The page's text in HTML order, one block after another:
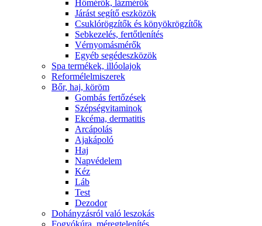
Hőmérők, lázmérők
Járást segítő eszközök
Csuklórögzítők és könyökrögzítők
Sebkezelés, fertőtlenítés
Vérnyomásmérők
Egyéb segédeszközök
Spa termékek, illóolajok
Reformélelmiszerek
Bőr, haj, köröm
Gombás fertőzések
Szépségvitaminok
Ekcéma, dermatitis
Arcápolás
Ajakápoló
Haj
Napvédelem
Kéz
Láb
Test
Dezodor
Dohányzásról való leszokás
Fogyókúra, méregtelenítés